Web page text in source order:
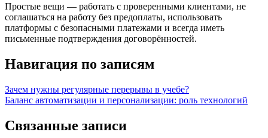
Простые вещи — работать с проверенными клиентами, не
соглашаться на работу без предоплаты, использовать
платформы с безопасными платежами и всегда иметь
письменные подтверждения договорённостей.
Навигация по записям
Зачем нужны регулярные перерывы в учебе?
Баланс автоматизации и персонализации: роль технологий
Связанные записи